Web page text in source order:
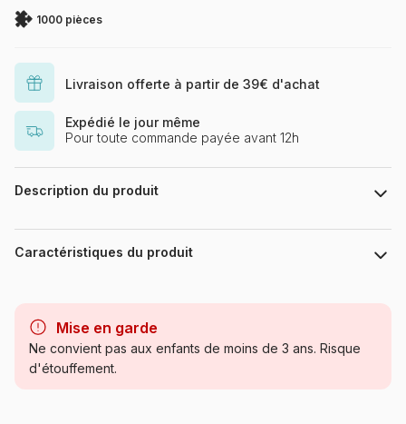
1000 pièces
Livraison offerte à partir de 39€ d'achat
Expédié le jour même
Pour toute commande payée avant 12h
Description du produit
Création Véronique Debroise
Avec 1000 pièces toutes différentes, une qualité d'impression
issue des dernières technologies permettant d'obtenir de
fabrication Française, pour limiter l'empreinte carbone, la
gamme Calypto propose un véritable renouveau dans le
monde des puzzles.
Caractéristiques du produit
Catégorie Puzzles - Mers et Océans
Mise en garde
Ne convient pas aux enfants de moins de 3 ans. Risque
d'étouffement.